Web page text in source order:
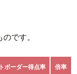
です。
ボーダー得点率 倍率